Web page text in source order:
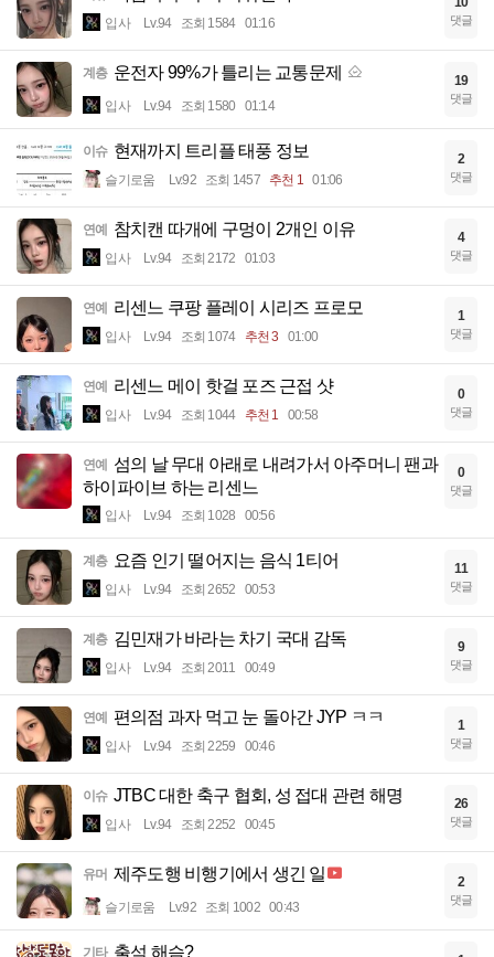
입사 Lv.94 조회 1584 01:16 댓글
계층 운전자 99%가 틀리는 교통문제
입사 Lv.94 조회 1580 01:14
19
댓글
이슈 현재까지 트리플 태풍 정보
슬기로움 Lv.92 조회 1457 추천 1 01:06
2
댓글
연예 참치캔 따개에 구멍이 2개인 이유
입사 Lv.94 조회 2172 01:03
4
댓글
연예 리센느 쿠팡 플레이 시리즈 프로모
입사 Lv.94 조회 1074 추천 3 01:00
1
댓글
연예 리센느 메이 핫걸 포즈 근접 샷
입사 Lv.94 조회 1044 추천 1 00:58
0
댓글
연예
섬의 날 무대 아래로 내려가서 아주머니 팬과
하이파이브 하는 리센느
입사 Lv.94 조회 1028 00:56
0
댓글
계층 요즘 인기 떨어지는 음식 1티어
입사 Lv.94 조회 2652 00:53
11
댓글
계층 김민재가 바라는 차기 국대 감독
입사 Lv.94 조회 2011 00:49
9
댓글
연예 편의점 과자 먹고 눈 돌아간 JYP ㅋㅋ
입사 Lv.94 조회 2259 00:46
1
댓글
이슈 JTBC 대한 축구 협회, 성 접대 관련 해명
입사 Lv.94 조회 2252 00:45
26
댓글
유머 제주도행 비행기에서 생긴 일
슬기로움 Lv.92 조회 1002 00:43
2
댓글
기타 출석 해슴?